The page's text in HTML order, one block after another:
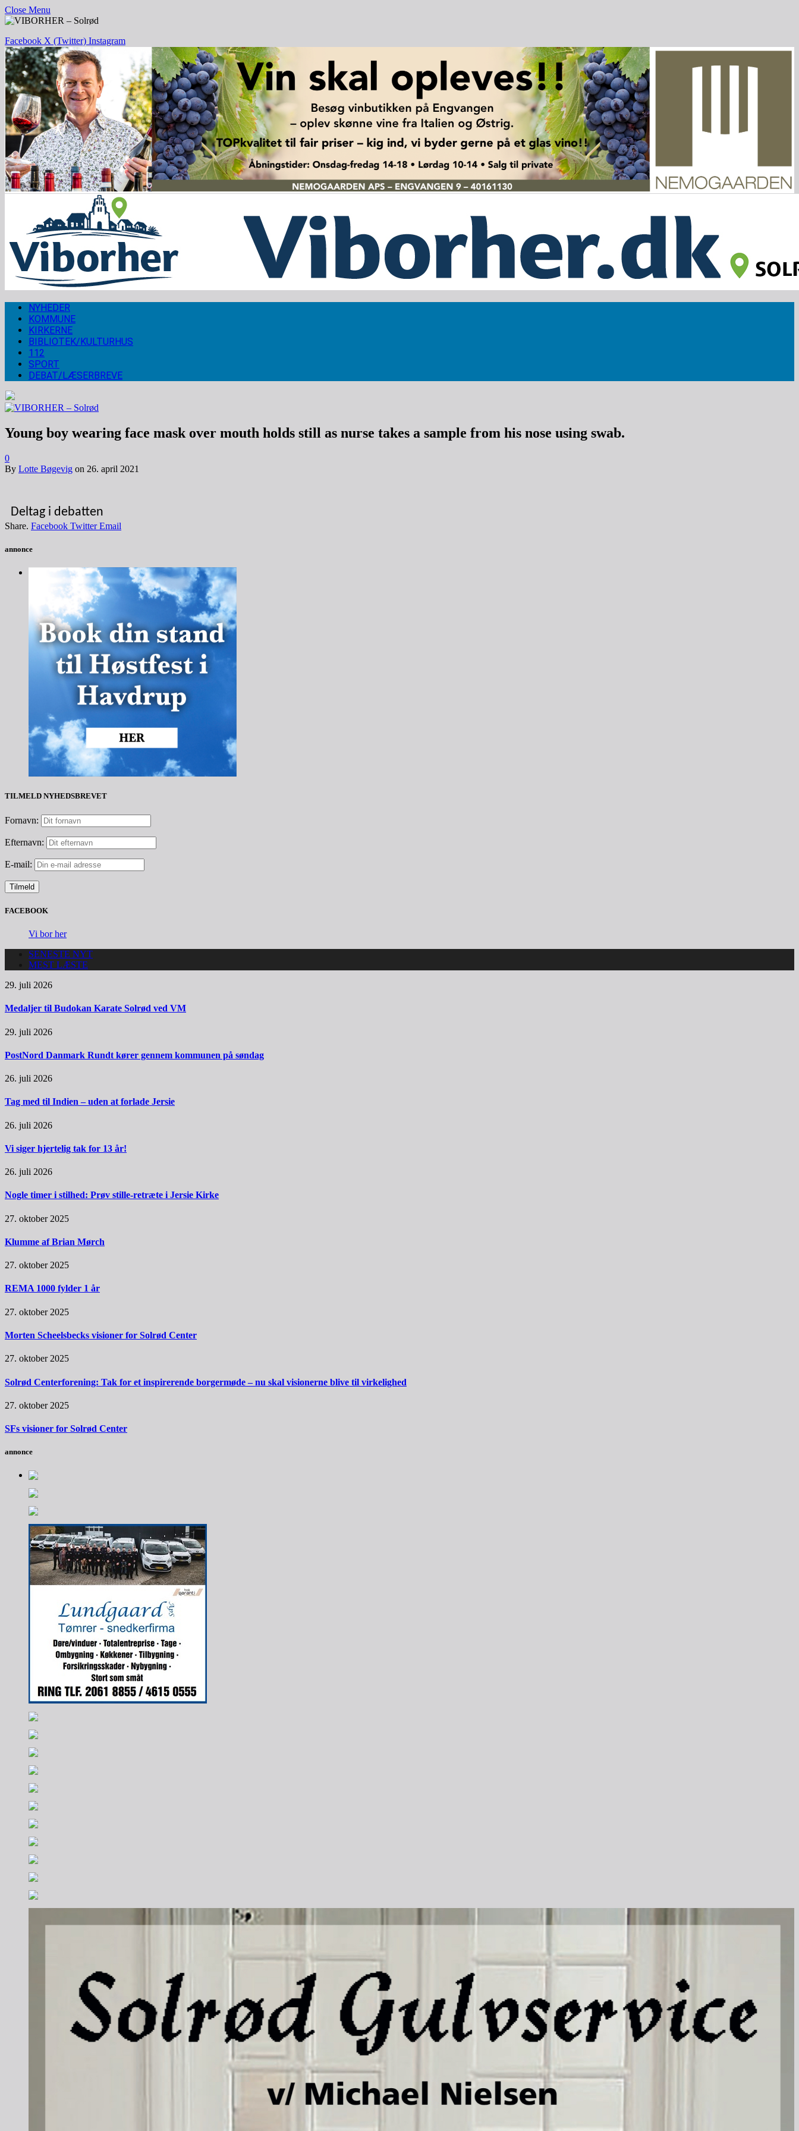
Close Menu
Facebook X (Twitter) Instagram
NYHEDER
KOMMUNE
KIRKERNE
BIBLIOTEK/KULTURHUS
112
SPORT
DEBAT/LÆSERBREVE
Young boy wearing face mask over mouth holds still as nurse takes a sample from his nose using swab.
0
By Lotte Bøgevig on 26. april 2021
Deltag i debatten
Share. Facebook Twitter Email
annonce
TILMELD NYHEDSBREVET
Fornavn:
Efternavn:
E-mail:
FACEBOOK
Vi bor her
SENESTE NYT
MEST LÆSTE
29. juli 2026
Medaljer til Budokan Karate Solrød ved VM
29. juli 2026
PostNord Danmark Rundt kører gennem kommunen på søndag
26. juli 2026
Tag med til Indien – uden at forlade Jersie
26. juli 2026
Vi siger hjertelig tak for 13 år!
26. juli 2026
Nogle timer i stilhed: Prøv stille-retræte i Jersie Kirke
27. oktober 2025
Klumme af Brian Mørch
27. oktober 2025
REMA 1000 fylder 1 år
27. oktober 2025
Morten Scheelsbecks visioner for Solrød Center
27. oktober 2025
Solrød Centerforening: Tak for et inspirerende borgermøde – nu skal visionerne blive til virkelighed
27. oktober 2025
SFs visioner for Solrød Center
annonce